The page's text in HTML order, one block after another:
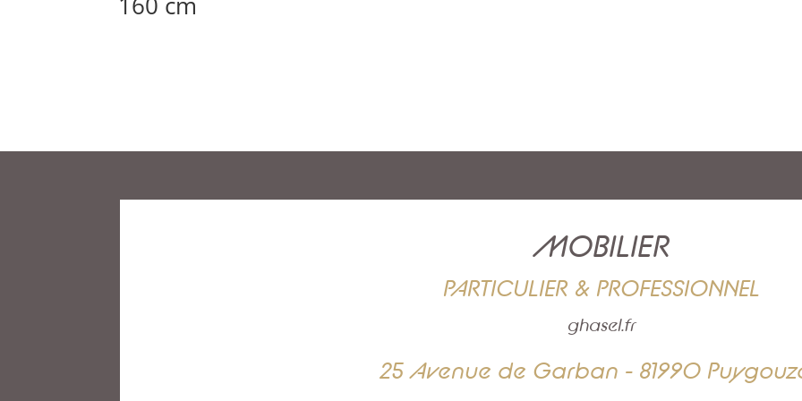
MOBILIER
PARTICULIER & PROFESSIONNEL
ghasel.fr
25 Avenue de Garban - 81990